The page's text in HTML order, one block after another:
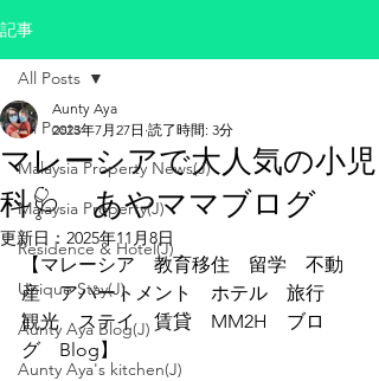
記事
All Posts
Malaysia Property News(J)
Malaysia Property(J)
Residence & Hotel(J)
Unique Stay(J)
Aunty Aya Blog(J)
Aunty Aya's kitchen(J)
All Posts
マレーシアで大人気の小児
科🩺 あやママブログ
Aunty Aya
2023年7月27日 読了時間: 3分
更新日： 2025年11月8日
【マレーシア　教育移住　留学　不動
産　アパートメント　ホテル　旅行
観光　ステイ　賃貸　MM2H　ブロ
グ　Blog】